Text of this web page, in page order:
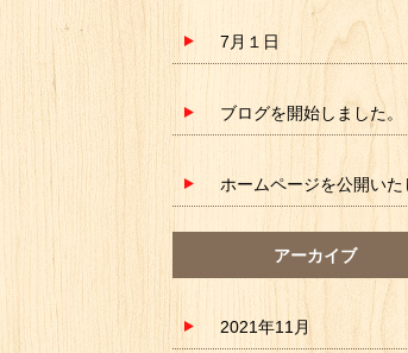
7月１日
ブログを開始しました。
アーカイブ
2021年11月